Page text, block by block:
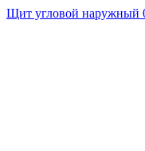
Щит угловой наружный